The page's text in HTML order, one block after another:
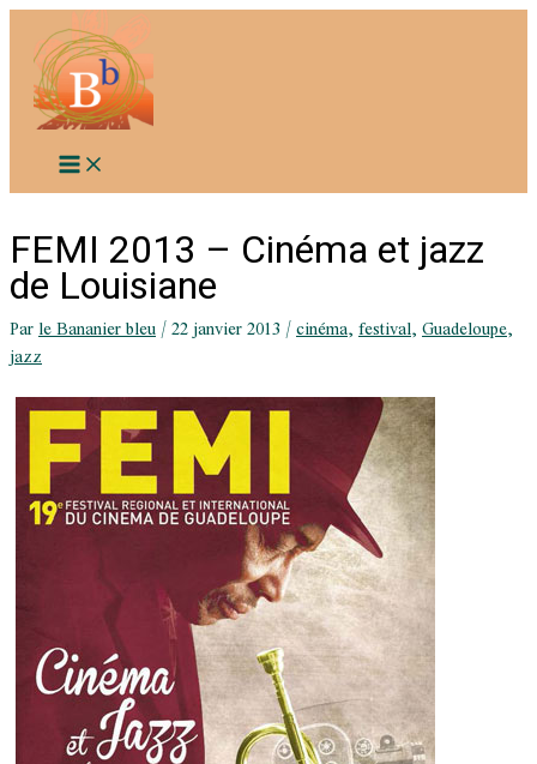
contenu
FEMI 2013 – Cinéma et jazz
de Louisiane
Parle Bananier bleu/22 janvier 2013/cinéma,festival,Guadeloupe,
jazz